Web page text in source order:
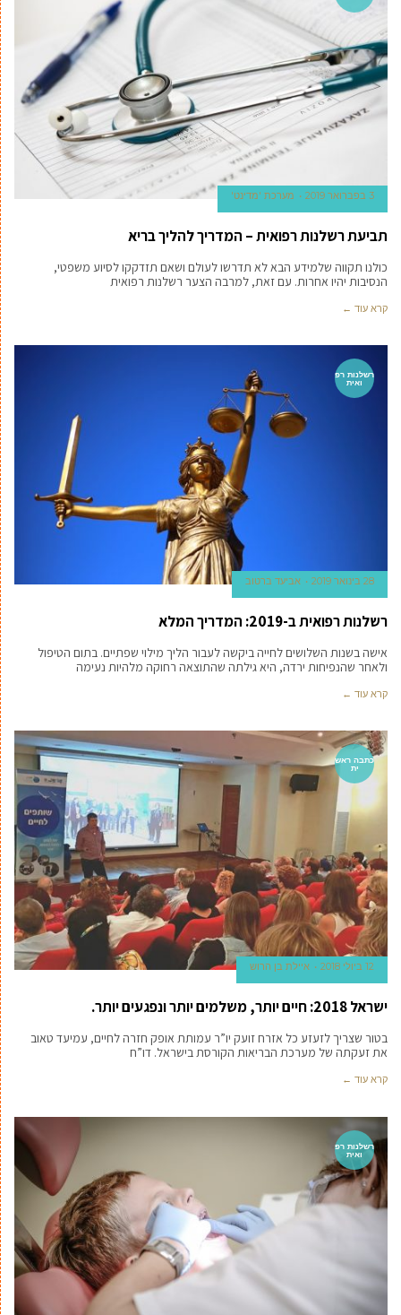
3 בפברואר 2019 מערכת 'מדינט'
תביעת רשלנות רפואית – המדריך להליך בריא
כולנו תקווה שלמידע הבא לא תדרשו לעולם ושאם תזדקקו לסיוע משפטי,
הנסיבות יהיו אחרות. עם זאת, למרבה הצער רשלנות רפואית
קרא עוד ←
רשלנות רפ
ואית
28 בינואר 2019 אביעד ברטוב
רשלנות רפואית ב-2019: המדריך המלא
אישה בשנות השלושים לחייה ביקשה לעבור הליך מילוי שפתיים. בתום הטיפול
ולאחר שהנפיחות ירדה, היא גילתה שהתוצאה רחוקה מלהיות נעימה
קרא עוד ←
כתבה ראש
ית
12 ביולי 2018 איילת בן הרוש
ישראל 2018: חיים יותר, משלמים יותר ונפגעים יותר.
בטור שצריך לזעזע כל אזרח זועק יו”ר עמותת אופק חזרה לחיים, עמיעד טאוב
את זעקתה של מערכת הבריאות הקורסת בישראל. דו”ח
קרא עוד ←
רשלנות רפ
ואית